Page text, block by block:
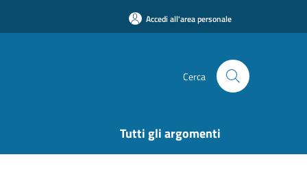
Accedi all'area personale
Cerca
Tutti gli argomenti